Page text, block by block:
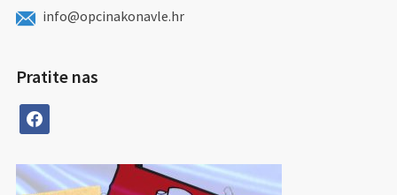
info@opcinakonavle.hr
Pratite nas
facebook